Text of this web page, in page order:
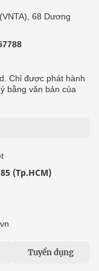
68 Dương
Chỉ được phát hành
bằng văn bản của
(Tp.HCM)
Tuyển dụng